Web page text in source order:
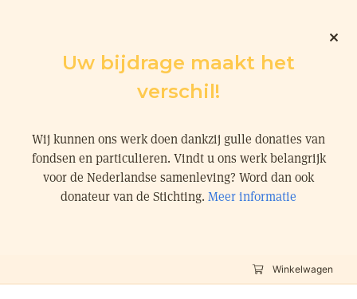
Uw bijdrage maakt het
verschil!
Wij kunnen ons werk doen dankzij gulle donaties van
fondsen en particulieren. Vindt u ons werk belangrijk
voor de Nederlandse samenleving? Word dan ook
donateur van de Stichting. Meer informatie
Winkelwagen